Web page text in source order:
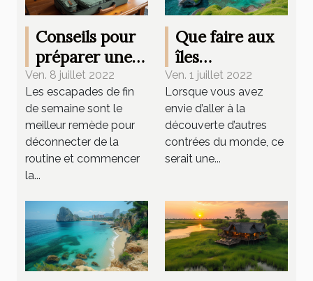
Conseils pour
préparer une
valise de
week-end
Ven. 8 juillet 2022
Les escapades de fin
de semaine sont le
meilleur remède pour
déconnecter de la
routine et commencer
la...
Que faire aux
îles
sanguinaires ?
Ven. 1 juillet 2022
Lorsque vous avez
envie d’aller à la
découverte d’autres
contrées du monde, ce
serait une...